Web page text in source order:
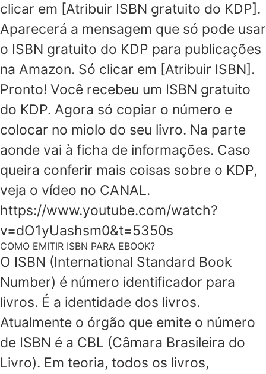
clicar em [Atribuir ISBN gratuito do KDP].
Aparecerá a mensagem que só pode usar
o ISBN gratuito do KDP para publicações
na Amazon. Só clicar em [Atribuir ISBN].
Pronto! Você recebeu um ISBN gratuito
do KDP. Agora só copiar o número e
colocar no miolo do seu livro. Na parte
aonde vai à ficha de informações. Caso
queira conferir mais coisas sobre o KDP,
veja o vídeo no CANAL.
https://www.youtube.com/watch?
v=dO1yUashsm0&t=5350s
COMO EMITIR ISBN PARA EBOOK?
O ISBN (International Standard Book
Number) é número identificador para
livros. É a identidade dos livros.
Atualmente o órgão que emite o número
de ISBN é a CBL (Câmara Brasileira do
Livro). Em teoria, todos os livros,